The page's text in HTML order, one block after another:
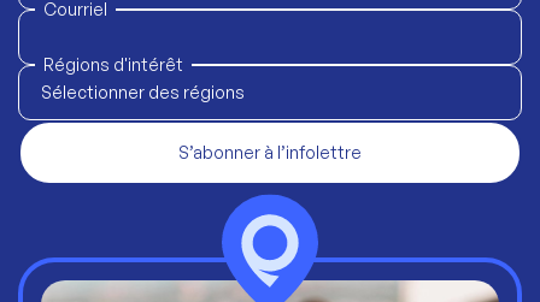
Courriel
Régions d'intérêt
Sélectionner des régions
S’abonner à l’infolettre